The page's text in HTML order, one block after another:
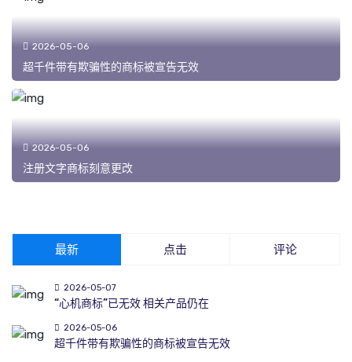
2026-05-06
超千件带有欺骗性的商标被宣告无效
2026-05-06
注册文字商标刻意更改
最新 点击 评论
2026-05-07
“心机商标”已无效 相关产品仍在
2026-05-06
超千件带有欺骗性的商标被宣告无效